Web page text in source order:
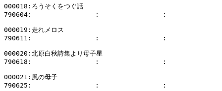
000018:ろうそくをつぐ話
790604:                :                :
000019:走れメロス
790611:                :                :
000020:北原白秋詩集より母子星
790618:                :                :
000021:風の母子
790625:                :                :